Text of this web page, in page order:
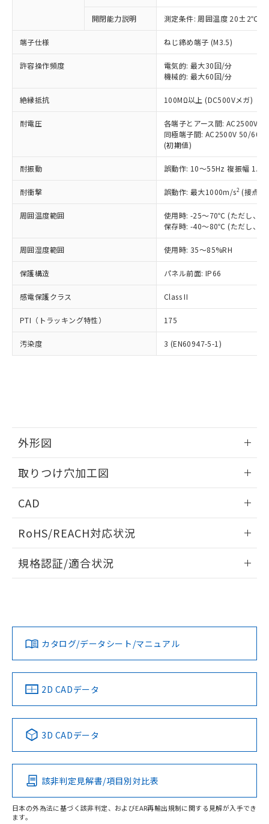
開閉能力説明 測定条件: 周囲温度 20±2℃、
端子仕様 ねじ締め端子 (M3.5)
許容操作頻度
電気的: 最大30回/分
機械的: 最大60回/分
絶縁抵抗 100MΩ以上 (DC500Vメガ)
耐電圧
各端子とアース間: AC2500V
同極端子間: AC2500V 50/
(初期値)
耐振動 誤動作: 10～55Hz 複振幅
耐衝撃 誤動作: 最大1000m/s2 (接点
周囲温度範囲
使用時: -25～70℃ (ただし、氷
保存時: -40～80℃ (ただし、氷
周囲湿度範囲 使用時: 35～85%RH
保護構造 パネル前面: IP66
感電保護クラス Class II
PTI（トラッキング特性） 175
汚染度 3 (EN60947-5-1)
外形図
取りつけ穴加工図
CAD
ドすることができます。
ログイン/会員登録
ダウンロードデータをご利用いただく前に、以下を必ずお読
みください。
ソフトウェアの使用条件
RoHS/REACH対応状況
EU RoHS 注意事項・凡例
対応済み
中国 RoHS 注意事項・凡例
Pb Hg Cd Cr(VI)
O
規格認証/適合状況
カタログ/データシート/マニュアル
2D CADデータ
3D CADデータ
該非判定見解書/項目別対比表
日本の外為法に基づく該非判定、およびEAR再輸出規制に関する見解が入手でき
ます。
以下の条件をお読みいただき、同意のうえ
本サービスは、当社制御機器事業取扱
商品の当社在庫状況および標準価格
(税抜)を提供させていただくもので
当社制御機器事業取扱商品の中には、
本サービスの対象外となる商品もある
ことをご了承ください。
在庫状況および標準価格照会結果は、
記載している更新日時点での社内デー
タに基づき作成されるものであり、閲
覧された時点での実際の在庫および標
準価格とは異なる場合があることをご
正式な納期状況および標準価格はお客
様のお取引先、またはお客様担当のオ
ムロン制御機器販売店・当社販売員に
オムロン制御機器販売店や当社販売拠
販売ネットワーク
」をご確認
ください。
在庫状況および標準価格結果を当社の
事前の承諾なく第三者に漏洩または開
示しないようお願いします。
マイパーツ機能（部品リスト作成サー
および当社の共同利用者が、当社の製
※当社の共同利用者とは、
の共同利用に関して"
の「1.共同利
対応予定なし：EU RoHS指令（10物質）の
定はありません。
調査・確認中：EU RoHS指令（10物質）の
非含有の対応状況を調査中または確認中の
非該当品：ライセンス料など無形物で、有
害物質有無と関係のない商品です。
仕入先様の事情により、非含有部品として
いたものが、含有品と判明した場合などや
むを得ず変更することがあります。
鉛(Pb) 1000ppm以下、 水銀(Hg) 1000ppm以下、 カド
六価クロム(Cr(Ⅵ)) 1000ppm以下、ポリ臭化ビフェニル
類(PBB) 1000ppm以下、ポリ臭化ジフェニルエーテル類
(PBDE) 1000ppm以下、フタル酸ビス(2-エチルヘキシ
ル) (DEHP)(別名：DOP) 1000ppm以下、フタル酸ブチ
ルベンジル（BBP） 1000ppm以下、フタル酸ジブチル
（DBP） 1000ppm以下、フタル酸ジイソブチル
(DIBP) 1000ppm以下
但し、RoHS指令で産業用監視および制御機器に対する
フタル酸エステル類の４物質については閾値を超える意
図的な使用がないことを確認しています。
※2 対応予定月
部品在庫の切り替え状況などにより、予定
月が前後することがあります。
とができます。
EU RoHS指令（10物質）の非含有証明書
ものではありません。
また、RoHS指令のフタル酸エステル類４
物質の対応では、対応完了までの期間は出
荷製品に未対応品が混在することから備考
欄に対応日を記載しておりました。
※1 中国RoHS○×表
「○」：最大均質材料含有率が中国RoHSの
基準値以下であることを示します。
「×」：最大均質材料含有率が中国RoHSの
基準値を超えていることを示します。
「－」：未確認です。当社販売部門へお問
Cr(Ⅵ)(六価クロム) : 1000ppm、 PBBs(ポリ臭化ビフェ
ニル類) : 1000ppm、 PBDEs(ポリ臭化ジフェニルエーテ
ル類) : 1000ppm、
DBP(フタル酸ジブチル) : 1000ppm、 DIBP(フタル酸ジ
イソブチル) : 1000ppm、 BBP(フタル酸ブチルベンジ
ル) : 1000ppm、
※2 環境保護使用期限
「ｅ」：有害物質（10物質）のすべてが基
準値以下であることを示します。
「10」：通常の使用状況下において有害物
質が外部に漏えいし、環境に深刻な影響を
当社は、これら貴社製品のうち、外国
為替および外国貿易法に定める商品
（以下｢規制貨物等」という）を輸出
または国外への提供する場合は、日本
国政府の輸出許可(または役務取引許
可)を取得するなどの必要な手続きを
当社は規制貨物を破棄する場合は、完
全に破砕するなど、違法に輸出されな
いよう必要な手段を講じます。
当社は貴社製品を、核兵器、ミサイ
ル、化学兵器、生物兵器またはその他
武器並びにこれらの製造装置等に一切
使用いたしません。
当社は、貴社製品を第三者に販売する
場合は、上記1、2および3の内容を当
該第三者に通知します。また当社は、
販売先および販売に係わる関係者が違
法に輸出するおそれがある場合は、取
○ 一定数以上の在庫あり
一定数には満たないが在庫あり
在庫なし(最新の在庫状況につ
いては、お客様のお取引先、ま
たはお客様担当のオムロン制御
機器販売店・当社販売員にご確
認ください)
受注生産機種、また在庫状況の